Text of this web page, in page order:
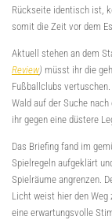
Rückseite identisch ist,
somit die Zeit vor dem
Aktuell stehen an dem
Review) müsst ihr die
Fußballclubs vertuschen.
Wald auf der Suche
ihr gegen eine düstere
Das Briefing fand im
Spielregeln aufgeklärt
Spielräume angrenzen.
Licht weist hier den
eine erwartungsvolle